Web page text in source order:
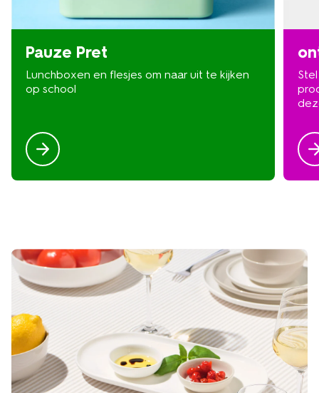
Pauze Pret
Lunchboxen en flesjes om naar uit te kijken
op school